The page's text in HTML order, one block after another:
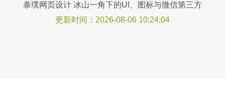
泰璞网页设计 冰山一角下的UI、图标与微信第三方
程序开发
更新时间：2026-08-06 10:24:04